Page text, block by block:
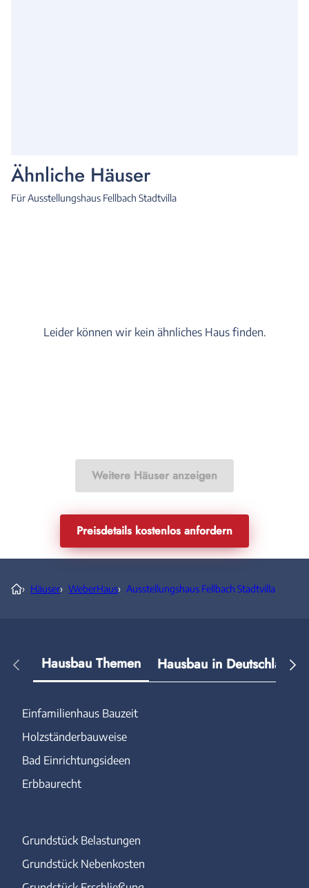
Ähnliche Häuser
Für Ausstellungshaus Fellbach Stadtvilla
Leider können wir kein ähnliches Haus finden.
Weitere Häuser anzeigen
Preisdetails kostenlos anfordern
› Häuser› WeberHaus› Ausstellungshaus Fellbach Stadtvilla
Hausbau Themen Hausbau in Deutschland
Einfamilienhaus Bauzeit
Holzständerbauweise
Bad Einrichtungsideen
Erbbaurecht
Grundstück Belastungen
Grundstück Nebenkosten